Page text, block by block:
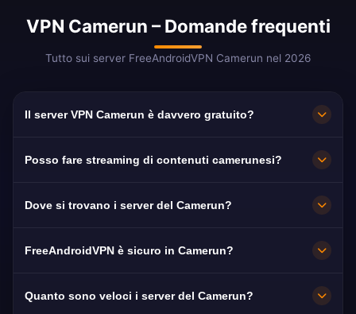
VPN Camerun – Domande frequenti
Tutto sui server FreeAndroidVPN Camerun nel 2026
Il server VPN Camerun è davvero gratuito?
Accesso illimitato ai server di Yaoundé, Douala
Posso fare streaming di contenuti camerunesi?
Dove si trovano i server del Camerun?
FreeAndroidVPN è sicuro in Camerun?
Assolutamente. Crittografia AES-256 e politica
Quanto sono veloci i server del Camerun?